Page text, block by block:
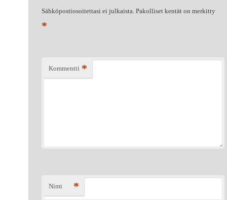
Sähköpostiosoitettasi ei julkaista. Pakolliset kentät on merkitty
*
Kommentti *
Nimi *